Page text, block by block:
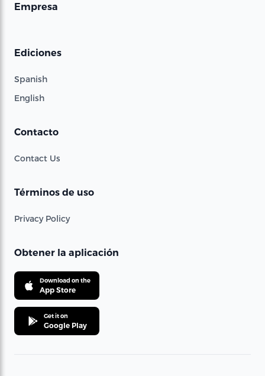
Empresa
Ediciones
Spanish
English
Contacto
Contact Us
Términos de uso
Privacy Policy
Obtener la aplicación
Download on the
App Store
Get it on
Google Play